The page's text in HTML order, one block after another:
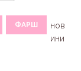
ФАРШ
нов
ини